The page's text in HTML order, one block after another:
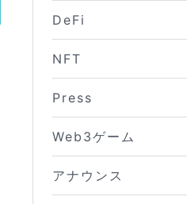
DeFi
NFT
Press
Web3ゲーム
アナウンス